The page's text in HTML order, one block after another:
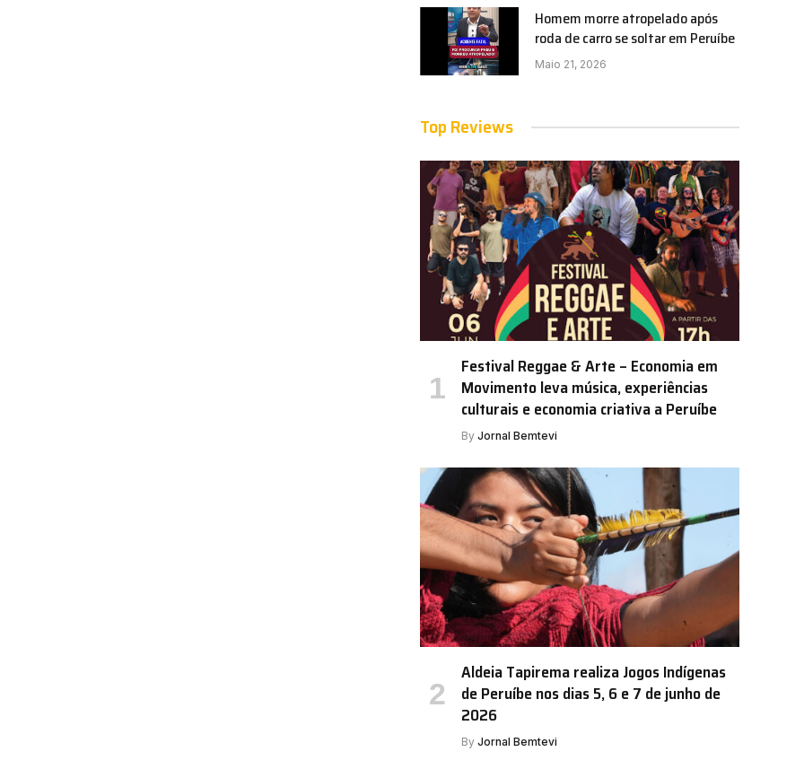
Homem morre atropelado após
roda de carro se soltar em Peruíbe
Maio 21, 2026
Top Reviews
Festival Reggae & Arte – Economia em
Movimento leva música, experiências
culturais e economia criativa a Peruíbe
By Jornal Bemtevi
Aldeia Tapirema realiza Jogos Indígenas
de Peruíbe nos dias 5, 6 e 7 de junho de
2026
By Jornal Bemtevi